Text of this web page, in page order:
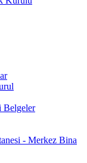
Belgeler
- Merkez Bina